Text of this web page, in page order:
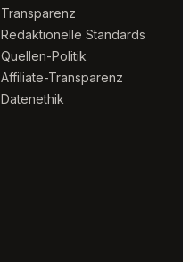
Transparenz
Redaktionelle Standards
Quellen-Politik
Affiliate-Transparenz
Datenethik